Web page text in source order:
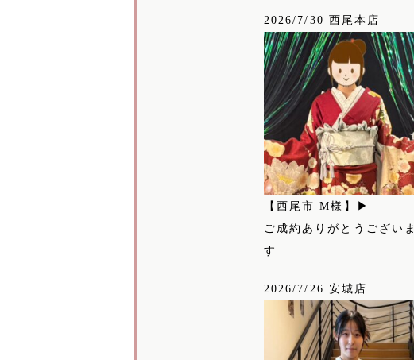
2026/7/30 西尾本店
【西尾市 M様】▶
ご成約ありがとうございま
す
2026/7/26 安城店